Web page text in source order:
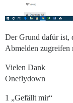
Der Grund dafür ist,
Abmelden zugreifen
Vielen Dank
Oneflydown
1 „Gefällt mir“